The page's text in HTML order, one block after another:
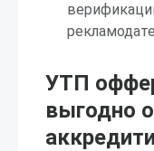
УТП
выгодно